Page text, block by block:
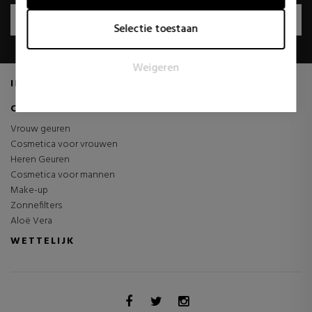
wanneer ze verschillende websites bezoeken. Het doel is
om advertenties weer te geven die relevant en aantrekkelijk
Selectie toestaan
Weigeren
INFORMATIE
CATEGORIEËN
Vrouw geuren
Cosmetica voor vrouwen
Heren Geuren
Cosmetica voor mannen
Make-up
Zonnefilters
Aloë Vera
WETTELIJK